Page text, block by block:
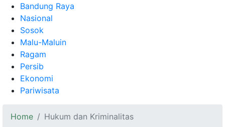
Bandung Raya
Nasional
Sosok
Malu-Maluin
Ragam
Persib
Ekonomi
Pariwisata
Home Hukum dan Kriminalitas